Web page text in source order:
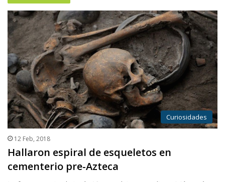
Curiosidades
12 Feb, 2018
Hallaron espiral de esqueletos en
cementerio pre-Azteca